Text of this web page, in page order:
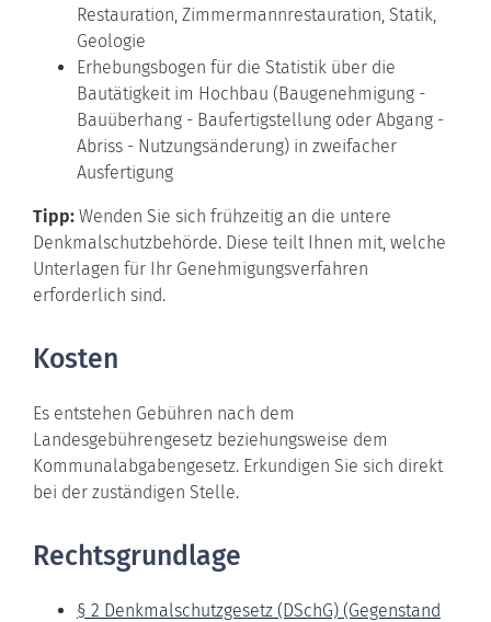
Restauration, Zimmermannrestauration, Statik,
Geologie
Erhebungsbogen für die Statistik über die
Bautätigkeit im Hochbau (Baugenehmigung -
Bauüberhang - Baufertigstellung oder Abgang -
Abriss - Nutzungsänderung) in zweifacher
Ausfertigung
Tipp: Wenden Sie sich frühzeitig an die untere
Denkmalschutzbehörde. Diese teilt Ihnen mit, welche
Unterlagen für Ihr Genehmigungsverfahren
erforderlich sind.
Kosten
Es entstehen Gebühren nach dem
Landesgebührengesetz beziehungsweise dem
Kommunalabgabengesetz. Erkundigen Sie sich direkt
bei der zuständigen Stelle.
Rechtsgrundlage
§ 2 Denkmalschutzgesetz (DSchG) (Gegenstand